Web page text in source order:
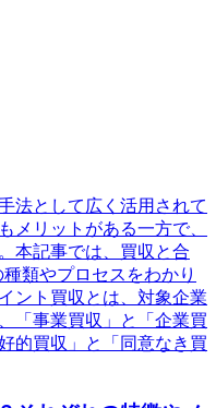
法として広く活用されて
メリットがある一方で、
本記事では、買収と合
類やプロセスをわかり
ント買収とは、対象企業
「事業買収」と「企業買
的買収」と「同意なき買